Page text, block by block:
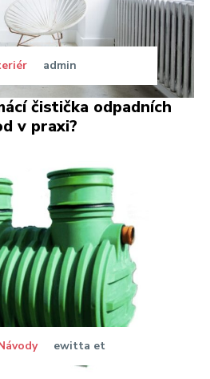
admin
čistička odpadních
v praxi?
ewitta et